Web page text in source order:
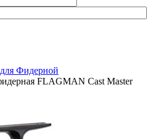
Фидерной
FLAGMAN Cast Master